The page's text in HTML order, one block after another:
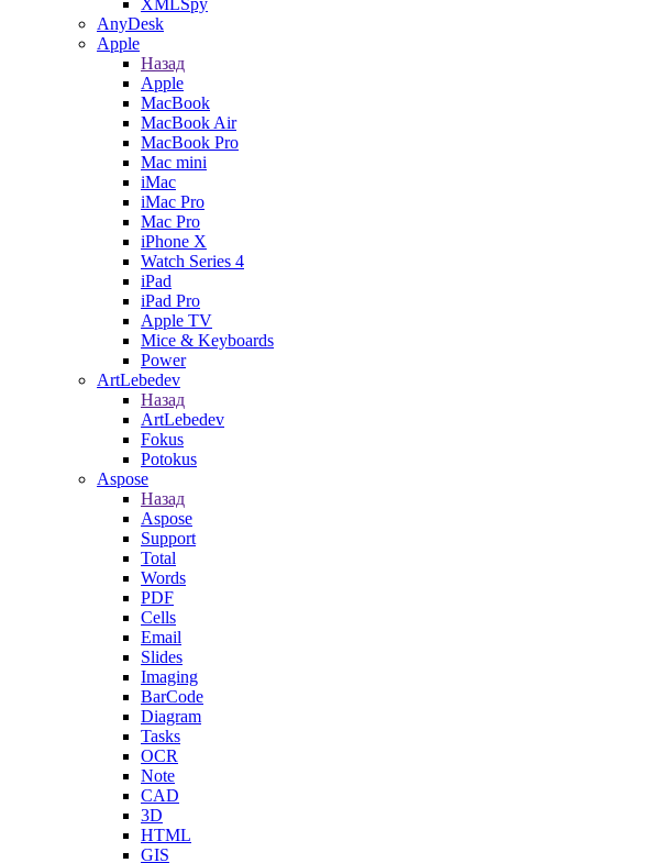
XMLSpy
AnyDesk
Apple
Назад
Apple
MacBook
MacBook Air
MacBook Pro
Mac mini
iMac
iMac Pro
Mac Pro
iPhone X
Watch Series 4
iPad
iPad Pro
Apple TV
Mice & Keyboards
Power
ArtLebedev
Назад
ArtLebedev
Fokus
Potokus
Aspose
Назад
Aspose
Support
Total
Words
PDF
Cells
Email
Slides
Imaging
BarCode
Diagram
Tasks
OCR
Note
CAD
3D
HTML
GIS